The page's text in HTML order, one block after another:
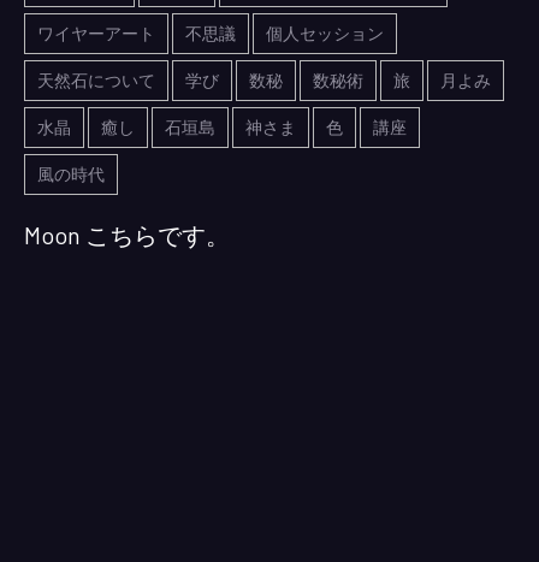
ワイヤーアート 不思議 個人セッション
天然石について 学び 数秘 数秘術 旅 月よみ
水晶 癒し 石垣島 神さま 色 講座
風の時代
Moon こちらです。